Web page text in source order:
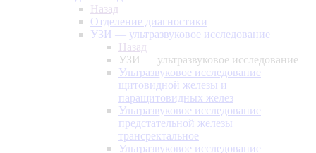
Назад
Отделение диагностики
УЗИ — ультразвуковое исследование
Назад
УЗИ — ультразвуковое исследование
Ультразвуковое исследование
щитовидной железы и
паращитовидных желез
Ультразвуковое исследование
предстательной железы
трансректальное
Ультразвуковое исследование